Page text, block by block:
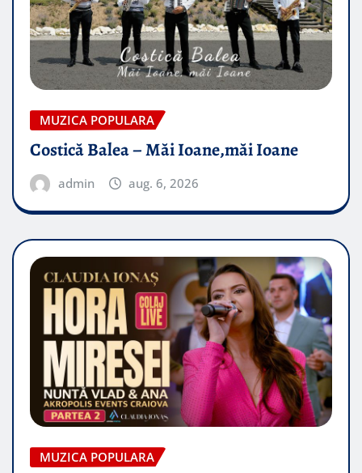
MUZICA POPULARA
Costică Balea – Măi Ioane,măi Ioane
admin aug. 6, 2026
MUZICA POPULARA